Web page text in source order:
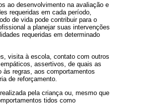
ao desenvolvimento na avaliação e
requeridas em cada período,
de vida pode contribuir para o
a planejar suas intervenções
requeridas em determinado
visita à escola, contato com outros
assertivos, de quais as
regras, aos comportamentos
de reforçamento.
pela criança ou, mesmo que
tidos como